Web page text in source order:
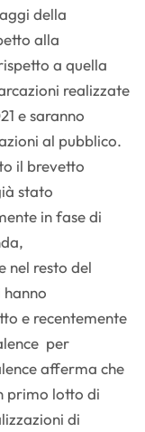
della
alla
a quella
realizzate
e saranno
al pubblico.
il brevetto
stato
in fase di
nel resto del
e recentemente
per
afferma che
primo lotto di
di